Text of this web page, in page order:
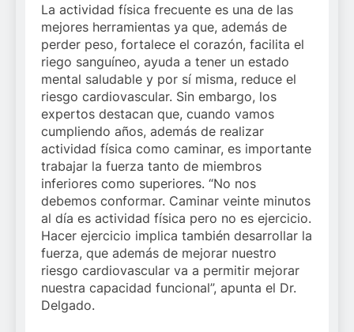
La actividad física frecuente es una de las
mejores herramientas ya que, además de
perder peso, fortalece el corazón, facilita el
riego sanguíneo, ayuda a tener un estado
mental saludable y por sí misma, reduce el
riesgo cardiovascular. Sin embargo, los
expertos destacan que, cuando vamos
cumpliendo años, además de realizar
actividad física como caminar, es importante
trabajar la fuerza tanto de miembros
inferiores como superiores. “No nos
debemos conformar. Caminar veinte minutos
al día es actividad física pero no es ejercicio.
Hacer ejercicio implica también desarrollar la
fuerza, que además de mejorar nuestro
riesgo cardiovascular va a permitir mejorar
nuestra capacidad funcional”, apunta el Dr.
Delgado.